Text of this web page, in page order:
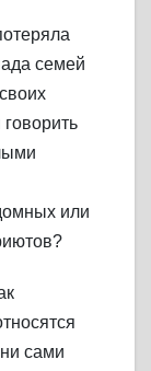
семей
или
сами